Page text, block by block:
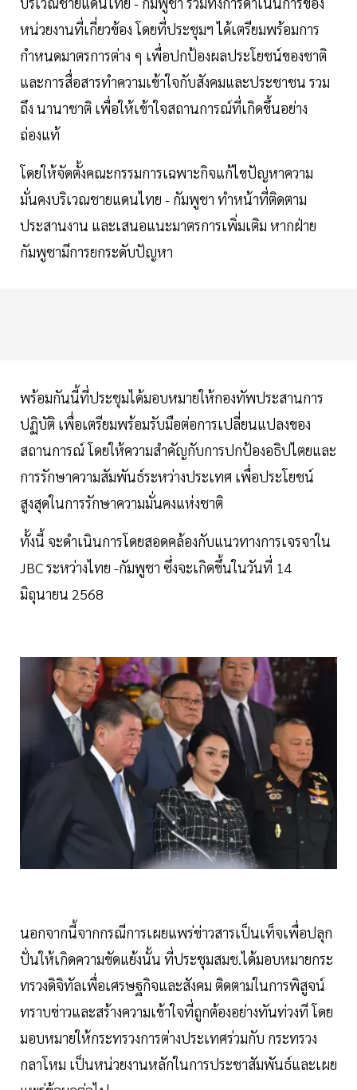
หน่วยงานที่เกี่ยวข้อง โดยที่ประชุมฯ ได้เตรียมพร้อมการ
กำหนดมาตรการต่าง ๆ เพื่อปกป้องผลประโยชน์ของชาติ
และการสื่อสารทำความเข้าใจกับสังคมและประชาชน รวม
ถึง นานาชาติ เพื่อให้เข้าใจสถานการณ์ที่เกิดขึ้นอย่าง
ถ่องแท้
โดยให้จัดตั้งคณะกรรมการเฉพาะกิจแก้ไขปัญหาความ
มั่นคงบริเวณชายแดนไทย - กัมพูชา ทำหน้าที่ติดตาม
ประสานงาน และเสนอแนะมาตรการเพิ่มเติม หากฝ่าย
กัมพูชามีการยกระดับปัญหา
พร้อมกันนี้ที่ประชุมได้มอบหมายให้กองทัพประสานการ
ปฏิบัติ เพื่อเตรียมพร้อมรับมือต่อการเปลี่ยนแปลงของ
สถานการณ์ โดยให้ความสำคัญกับการปกป้องอธิปไตยและ
การรักษาความสัมพันธ์ระหว่างประเทศ เพื่อประโยชน์
สูงสุดในการรักษาความมั่นคงแห่งชาติ
ทั้งนี้ จะดำเนินการโดยสอดคล้องกับแนวทางการเจรจาใน
JBC ระหว่างไทย -กัมพูชา ซึ่งจะเกิดขึ้นในวันที่ 14
มิถุนายน 2568
นอกจากนี้จากกรณีการเผยแพร่ข่าวสารเป็นเท็จเพื่อปลุก
ปั่นให้เกิดความขัดแย้งนั้น ที่ประชุมสมช.ได้มอบหมายกระ
ทรวงดิจิทัลเพื่อเศรษฐกิจและสังคม ติดตามในการพิสูจน์
ทราบข่าวและสร้างความเข้าใจที่ถูกต้องอย่างทันท่วงที โดย
มอบหมายให้กระทรวงการต่างประเทศร่วมกับ กระทรวง
กลาโหม เป็นหน่วยงานหลักในการประชาสัมพันธ์และเผย